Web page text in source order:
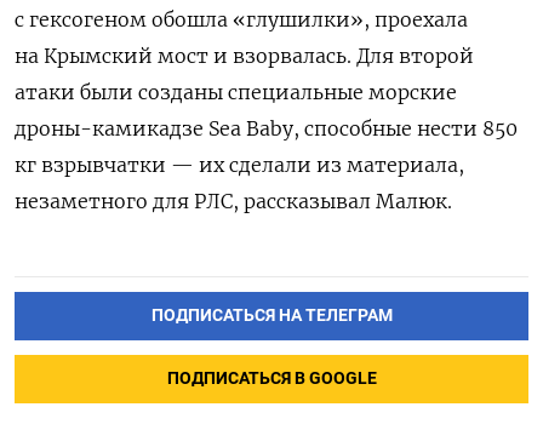
с гексогеном обошла «глушилки», проехала
на Крымский мост и взорвалась. Для второй
атаки были созданы специальные морские
дроны-камикадзе Sea Baby, способные нести 850
кг взрывчатки — их сделали из материала,
незаметного для РЛС, рассказывал Малюк.
ПОДПИСАТЬСЯ НА ТЕЛЕГРАМ
ПОДПИСАТЬСЯ В GOOGLE